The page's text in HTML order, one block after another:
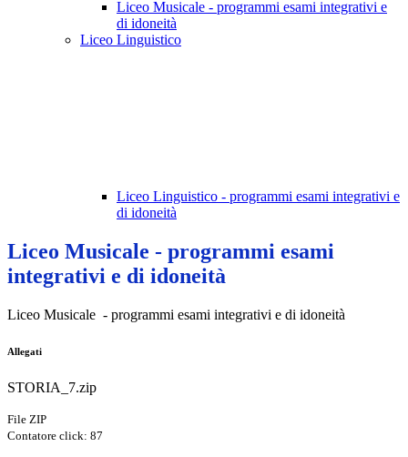
Liceo Musicale - programmi esami integrativi e
di idoneità
Liceo Linguistico
Liceo Linguistico - programmi esami integrativi e
di idoneità
Liceo Musicale - programmi esami
integrativi e di idoneità
Liceo Musicale - programmi esami integrativi e di idoneità
Allegati
STORIA_7.zip
File ZIP
Contatore click: 87